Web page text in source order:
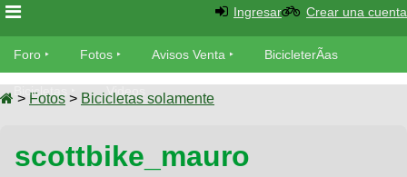
Foro
Foro
MecÃ¡nica
Fotos
SUBÃ
Avisos
Ventas
Ingresar Crear una cuenta
Foro Fotos Avisos Venta BicicleterÃ­as
Bicicletas Videos
> Fotos > Bicicletas solamente
scottbike_mauro